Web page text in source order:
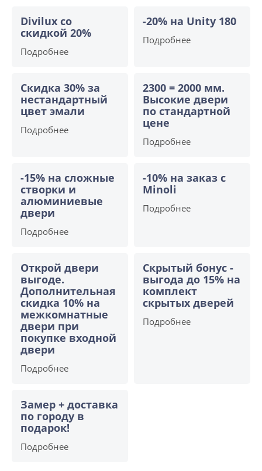
Divilux со
скидкой 20%
Подробнее
-20% на Unity 180
Подробнее
Скидка 30% за
нестандартный
цвет эмали
Подробнее
2300 = 2000 мм.
Высокие двери
по стандартной
цене
Подробнее
-15% на сложные
створки и
алюминиевые
двери
Подробнее
-10% на заказ с
Minoli
Подробнее
Открой двери
выгоде.
Дополнительная
скидка 10% на
межкомнатные
двери при
покупке входной
двери
Подробнее
Скрытый бонус -
выгода до 15% на
комплект
скрытых дверей
Подробнее
Замер + доставка
по городу в
подарок!
Подробнее